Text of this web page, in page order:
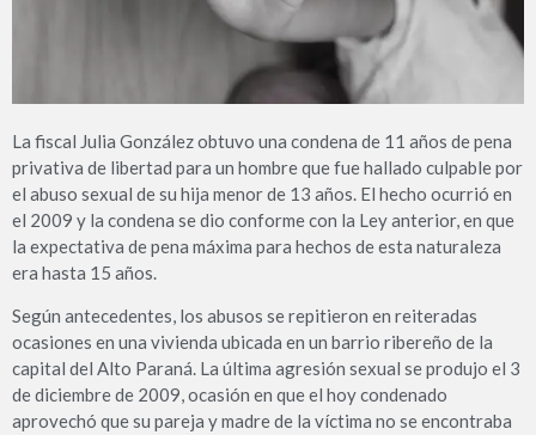
La fiscal Julia González obtuvo una condena de 11 años de pena
privativa de libertad para un hombre que fue hallado culpable por
el abuso sexual de su hija menor de 13 años. El hecho ocurrió en
el 2009 y la condena se dio conforme con la Ley anterior, en que
la expectativa de pena máxima para hechos de esta naturaleza
era hasta 15 años.
Según antecedentes, los abusos se repitieron en reiteradas
ocasiones en una vivienda ubicada en un barrio ribereño de la
capital del Alto Paraná. La última agresión sexual se produjo el 3
de diciembre de 2009, ocasión en que el hoy condenado
aprovechó que su pareja y madre de la víctima no se encontraba